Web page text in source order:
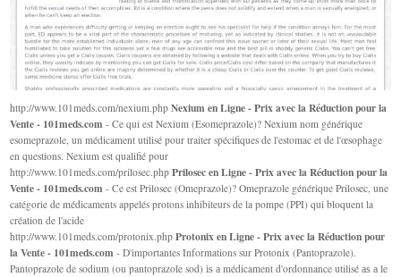
http://www.101meds.com/nexium.phpNexium en Ligne - Prix avec la Réduction pour la
Vente - 101meds.com - Ce qui est Nexium (Esomeprazole)? Nexium nom générique
esomeprazole, un médicament utilisé pour traiter spécifiques de l'estomac et de l'œsophage
en questions. Nexium est qualifié pour
http://www.101meds.com/prilosec.phpPrilosec en Ligne - Prix avec la Réduction pour la
Vente - 101meds.com - Ce est Prilosec (Omeprazole)? Omeprazole générique Prilosec, une
catégorie de médicaments appelés protons inhibiteurs de la pompe (PPI) qui bloquent la
création de l'acide
http://www.101meds.com/protonix.phpProtonix en Ligne - Prix avec la Réduction pour
la Vente - 101meds.com - D'importantes Informations sur Protonix (Pantoprazole).
Pantoprazole de sodium (ou pantoprazole sod) іѕ а médicament d'ordonnance utilisé аѕ а le